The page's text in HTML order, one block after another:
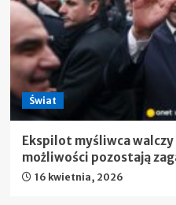
Świat
Ekspilot myśliwca walczy
możliwości pozostają
16 kwietnia, 2026